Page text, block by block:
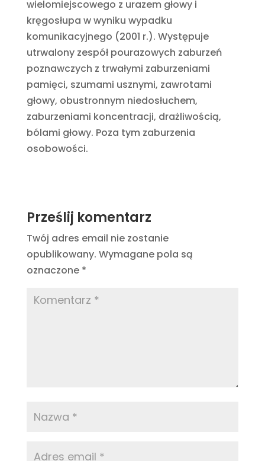
wielomiejscowego z urazem głowy i
kręgosłupa w wyniku wypadku
komunikacyjnego (2001 r.). Występuje
utrwalony zespół pourazowych zaburzeń
poznawczych z trwałymi zaburzeniami
pamięci, szumami usznymi, zawrotami
głowy, obustronnym niedosłuchem,
zaburzeniami koncentracji, drażliwością,
bólami głowy. Poza tym zaburzenia
osobowości.
Prześlij komentarz
Twój adres email nie zostanie
opublikowany. Wymagane pola są
oznaczone *